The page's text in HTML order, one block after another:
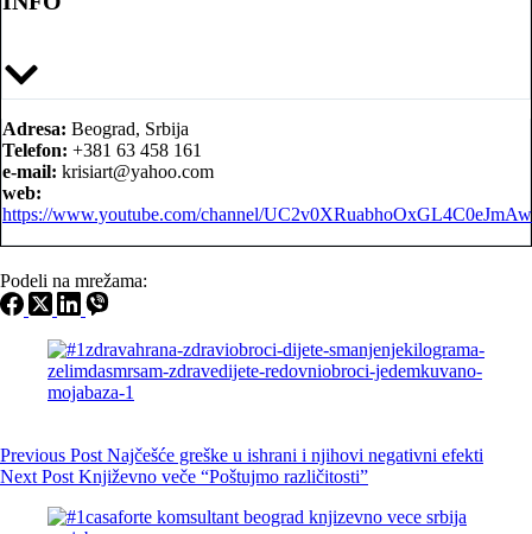
Adresa: Beograd, Srbija
Telefon: +381 63 458 161
e-mail: krisiart@yahoo.com
web:
https://www.youtube.com/channel/UC2v0XRuabhoOxGL4C0eJmAw
Podeli na mrežama:
Previous Post Najčešće greške u ishrani i njihovi negativni efekti
Next Post Književno veče “Poštujmo različitosti”